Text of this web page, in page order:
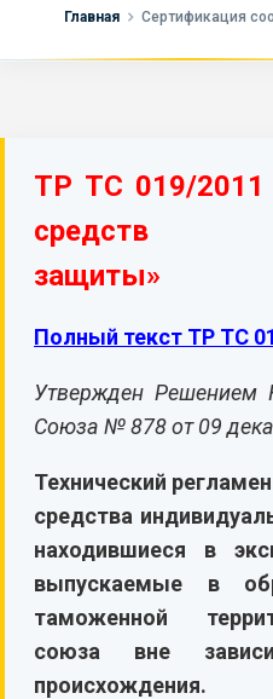
НАША КОМПАНИЯ
Главная Сертификация
ТР ТС 019/2011
средств
защиты»
Полный текст ТР ТС
Утвержден Решением
Союза № 878 от 09
Технический
средства
находившиеся в
выпускаемые в
таможенной
союза вне
происхождения.